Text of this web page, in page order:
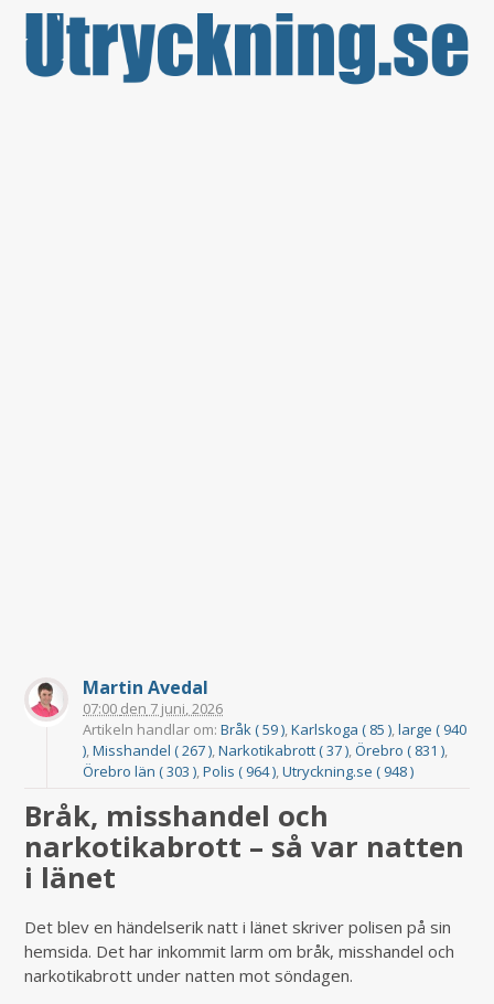
Martin Avedal
07:00 den 7 juni, 2026
Artikeln handlar om:Bråk ( 59 ),Karlskoga ( 85 ),large ( 940
),Misshandel ( 267 ),Narkotikabrott ( 37 ),Örebro ( 831 ),
Örebro län ( 303 ),Polis ( 964 ),Utryckning.se ( 948 )
Bråk, misshandel och
narkotikabrott – så var natten
i länet
Det blev en händelserik natt i länet skriver polisen på sin
hemsida. Det har inkommit larm om bråk, misshandel och
narkotikabrott under natten mot söndagen.